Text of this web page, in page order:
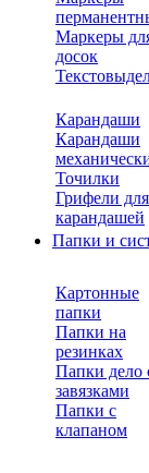
Маркеры
досок
Карандаши
Карандаши
Точилки
Грифели для
карандашей
Папки и
Картонные
папки
Папки на
резинках
Папки дело
завязками
Папки с
клапаном